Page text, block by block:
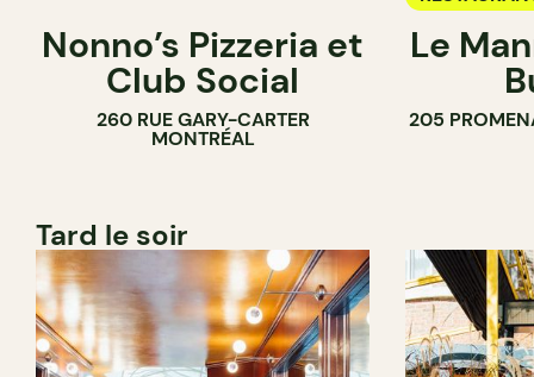
Nonno’s Pizzeria et
Club Social
260 RUE GARY-CARTER
MONTRÉAL
Le
205
Tard le soir